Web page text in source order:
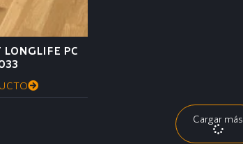
LONGLIFE PC
Cargar más